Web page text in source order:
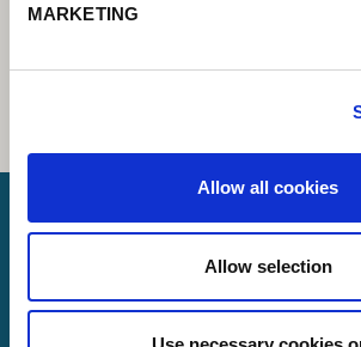
MARKETING
Allow all cookies
Allow selection
Lorch Schweißtechnik GmbH
+49 7191 503-0